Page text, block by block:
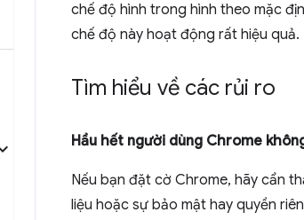
chế độ hình trong hình theo mặc
chế độ này hoạt động rất hiệu quả.
Tìm hiểu về các rủi ro
Hầu hết người dùng Chrome
Nếu bạn đặt cờ Chrome, hãy cẩn
liệu hoặc sự bảo mật hay quyền